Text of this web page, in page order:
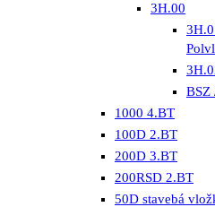
3H.00
BSZ
1000 4.BT
100D 2.BT
200D 3.BT
200RSD 2.BT
50D stavebá